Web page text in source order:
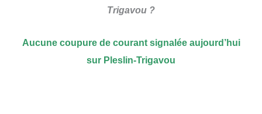
Trigavou ?
Aucune coupure de courant signalée aujourd’hui
sur Pleslin-Trigavou